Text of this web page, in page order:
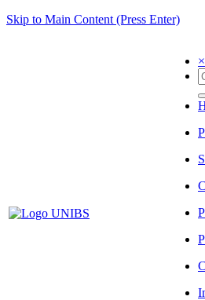
Skip to Main Content (Press Enter)
×